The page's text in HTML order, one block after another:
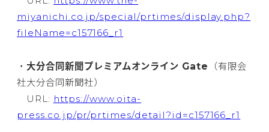
miyanichi.co.jp/special/prtimes/display.php?
fileName=c157166_r1
・ 大分合同新聞プレミアムオンライン Gate
（有限会
社大分合同新聞社）
URL: https://www.oita-
press.co.jp/pr/prtimes/detail?id=c157166_r1